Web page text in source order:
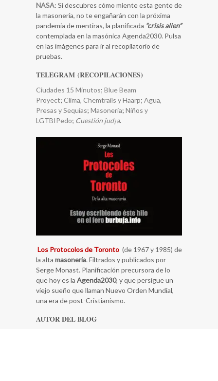
NASA: Si descubres cómo miente esta gente de
la masonería, no te engañarán con la próxima
pandemia de mentiras, la planificada “crisis alien”
contemplada en la masónica Agenda2030. Pulsa
en las imágenes para ir al recopilatorio de
pruebas.
TELEGRAM (RECOPILACIONES)
Ciudades 15 Minutos; Blue Beam
Proyect; Clima, Chemtrails y Haarp; ​Agua,
Presas y Sequías; Masonería; Niños y
LGTBIPedo; Cuestión jud¡a.
Los Protocolos de Toronto (de 1967 y 1985) de
la alta masonería. Filtrados y publicados por
Serge Monast. Planificación precursora de lo
que hoy es la Agenda2030, y que persigue un
viejo sueño que llaman Nuevo Orden Mundial,
una era de post-Cristianismo.
AUTOR DEL BLOG